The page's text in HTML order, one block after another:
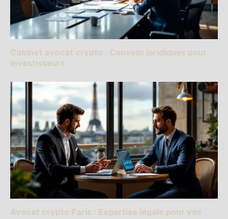
Cabinet avocat crypto : Conseils juridiques pour
investisseurs
Avocat crypto Paris : Expertise légale pour vos